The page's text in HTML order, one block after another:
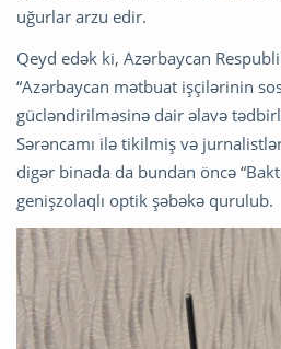
uğurlar arzu edir.
Qeyd edək ki, Azərbaycan
“Azərbaycan mətbuat işçilərinin
gücləndirilməsinə dair əlavə
Sərəncamı ilə tikilmiş və
digər binada da bundan öncə
genişzolaqlı optik şəbəkə qurulub.